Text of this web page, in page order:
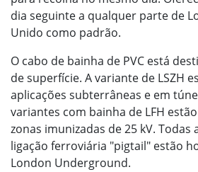
dia seguinte a qualquer parte de
Unido como padrão.
O cabo de bainha de PVC está
de superfície. A variante de LSZH
aplicações subterrâneas e em
variantes com bainha de LFH
zonas imunizadas de 25 kV. Todas
ligação ferroviária "pigtail" estão
London Underground.